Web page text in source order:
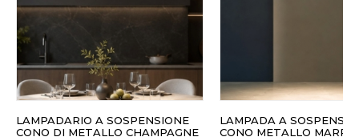
LAMPADARIO A SOSPENSIONE
CONO DI METALLO CHAMPAGNE
LAMPADA A
CONO METALLO